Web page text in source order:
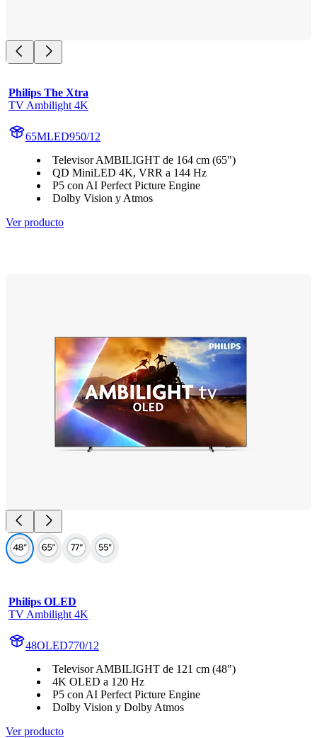
Philips The Xtra
TV Ambilight 4K
65MLED950/12
Televisor AMBILIGHT de 164 cm (65")
QD MiniLED 4K, VRR a 144 Hz
P5 con AI Perfect Picture Engine
Dolby Vision y Atmos
Ver producto
Philips OLED
TV Ambilight 4K
48OLED770/12
Televisor AMBILIGHT de 121 cm (48")
4K OLED a 120 Hz
P5 con AI Perfect Picture Engine
Dolby Vision y Dolby Atmos
Ver producto